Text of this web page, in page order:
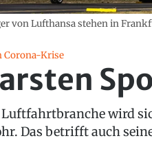
von Lufthansa stehen in
Corona-Krise
Luftfahrtbranche wird
Das betrifft auch